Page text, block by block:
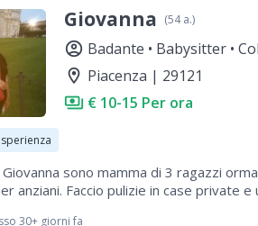
Giovanna (54 a.)
account_circle Badante • Babysitter •
location_on Piacenza | 29121
payments € 10-15 Per ora
Giovanna sono mamma di 3 ragazzi
anziani. Faccio pulizie in case private
30+ giorni fa